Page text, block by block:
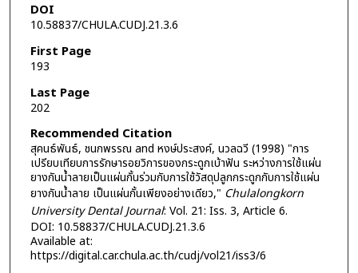
DOI
10.58837/CHULA.CUDJ.21.3.6
First Page
193
Last Page
202
Recommended Citation
สุคนธ์พันธ์, ชนกพรรณ and หงษ์ประสงค์, นวลฉวี (1998) "การ
เปรียบเทียบการรักษารอยวิการของกระดูกเบ้าฟัน ระหว่างการใช้แผ่น
ยางกันน้ำลายเป็นแผ่นกั้นร่วมกับการใช้วัสดุปลูกกระดูกกับการใช้แผ่น
ยางกันน้ำลาย เป็นแผ่นกั้นเพียงอย่างเดียว," Chulalongkorn
University Dental Journal: Vol. 21: Iss. 3, Article 6.
DOI: 10.58837/CHULA.CUDJ.21.3.6
Available at:
https://digital.car.chula.ac.th/cudj/vol21/iss3/6